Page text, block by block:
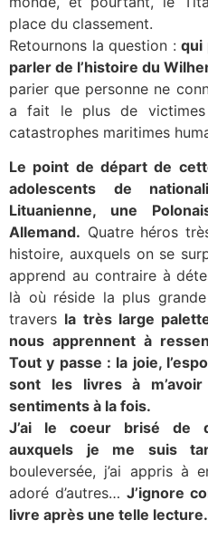
place du classement.
Retournons la question :qui
parler de l’histoire du
parier que personne ne
a fait le plus de victimes
catastrophes maritimes
Le point de départ de
adolescents de
Lituanienne, une
Allemand. Quatre héros
histoire, auxquels on se
apprend au contraire à
là où réside la plus
travers la très large
nous apprennent à
Tout y passe : la joie,
sont les livres à
sentiments à la fois.
J’ai le coeur brisé de
auxquels je me suis
bouleversée, j’ai appris à
adoré d’autres… J’ignore
livre après une telle lecture.